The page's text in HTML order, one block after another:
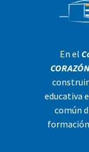
En el
educativa
común